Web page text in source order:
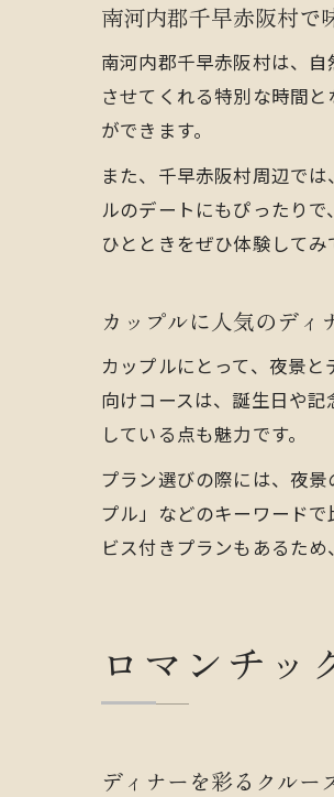
南河内郡千早赤阪村で
南河内郡千早赤阪村は、
させてくれる特別な時間
ができます。
また、千早赤阪村周辺で
ルのデートにもぴったり
ひとときをぜひ体験してみ
カップルに人気のディ
カップルにとって、夜景
向けコースは、誕生日や
している点も魅力です。
プラン選びの際には、夜
プル」などのキーワード
ビス付きプランもあるた
ロマンチッ
ディナーを彩るクルー